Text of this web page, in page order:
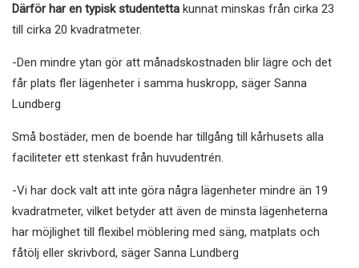
Därför har en typisk studentetta kunnat minskas från cirka 23
till cirka 20 kvadratmeter.
-Den mindre ytan gör att månadskostnaden blir lägre och det
får plats fler lägenheter i samma huskropp, säger Sanna
Lundberg
Små bostäder, men de boende har tillgång till kårhusets alla
faciliteter ett stenkast från huvudentrén.
-Vi har dock valt att inte göra några lägenheter mindre än 19
kvadratmeter, vilket betyder att även de minsta lägenheterna
har möjlighet till flexibel möblering med säng, matplats och
fåtölj eller skrivbord, säger Sanna Lundberg